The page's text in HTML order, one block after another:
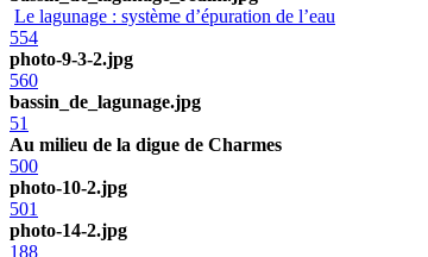
Le lagunage : système d’épuration de l’eau
554
photo-9-3-2.jpg
560
bassin_de_lagunage.jpg
51
Au milieu de la digue de Charmes
500
photo-10-2.jpg
501
photo-14-2.jpg
188